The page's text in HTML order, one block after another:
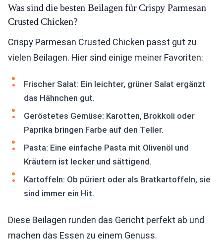
Was sind die besten Beilagen für Crispy Parmesan
Crusted Chicken?
Crispy Parmesan Crusted Chicken passt gut zu
vielen Beilagen. Hier sind einige meiner Favoriten:
Frischer Salat: Ein leichter, grüner Salat ergänzt
das Hähnchen gut.
Geröstetes Gemüse: Karotten, Brokkoli oder
Paprika bringen Farbe auf den Teller.
Pasta: Eine einfache Pasta mit Olivenöl und
Kräutern ist lecker und sättigend.
Kartoffeln: Ob püriert oder als Bratkartoffeln, sie
sind immer ein Hit.
Diese Beilagen runden das Gericht perfekt ab und
machen das Essen zu einem Genuss.